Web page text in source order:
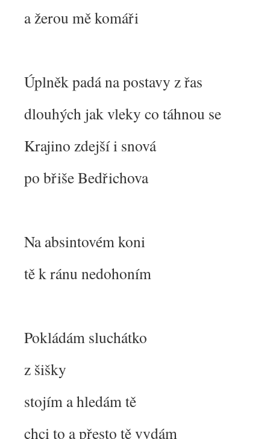
a žerou mě komáři
Úplněk padá na postavy z řas
dlouhých jak vleky co táhnou se
Krajino zdejší i snová
po břiše Bedřichova
Na absintovém koni
tě k ránu nedohoním
Pokládám sluchátko
z šišky
stojím a hledám tě
chci to a přesto tě vydám